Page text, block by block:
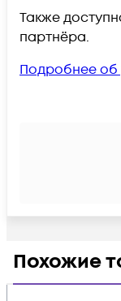
Также
партнёра.
Подробнее об
Похожие